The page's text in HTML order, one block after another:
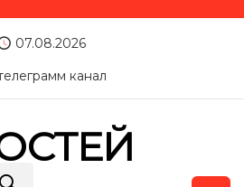
07.08.2026
канал